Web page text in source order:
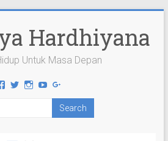
Hardhiyana
Untuk Masa Depan
ViewViewViewView
profileprofile
on